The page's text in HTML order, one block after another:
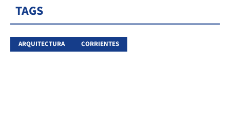
TAGS
ARQUITECTURA CORRIENTES